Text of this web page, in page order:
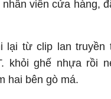
viên cửa hàng,
lại từ clip lan
khỏi ghế nhựa rồi
hai bên gò má.